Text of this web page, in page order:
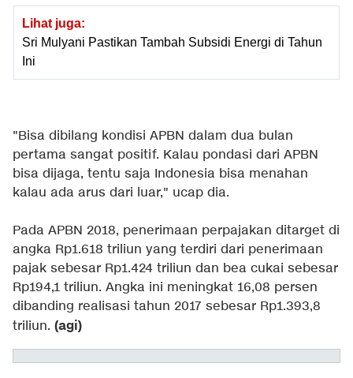
Lihat juga:
Sri Mulyani Pastikan Tambah Subsidi Energi di Tahun
Ini
"Bisa dibilang kondisi APBN dalam dua bulan
pertama sangat positif. Kalau pondasi dari APBN
bisa dijaga, tentu saja Indonesia bisa menahan
kalau ada arus dari luar," ucap dia.
Pada APBN 2018, penerimaan perpajakan ditarget di
angka Rp1.618 triliun yang terdiri dari penerimaan
pajak sebesar Rp1.424 triliun dan bea cukai sebesar
Rp194,1 triliun. Angka ini meningkat 16,08 persen
dibanding realisasi tahun 2017 sebesar Rp1.393,8
triliun. (agi)